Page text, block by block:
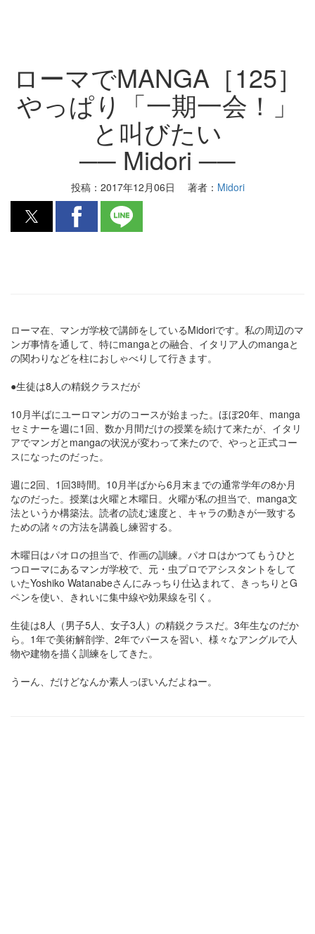
ローマでMANGA［125］
やっぱり「一期一会！」
と叫びたい
── Midori ──
投稿： 2017年12月06日 著者： Midori
ローマ在、マンガ学校で講師をしているMidoriです。私の周辺のマ
ンガ事情を通して、特にmangaとの融合、イタリア人のmangaと
の関わりなどを柱におしゃべりして行きます。
●生徒は8人の精鋭クラスだが
10月半ばにユーロマンガのコースが始まった。ほぼ20年、manga
セミナーを週に1回、数か月間だけの授業を続けて来たが、イタリ
アでマンガとmangaの状況が変わって来たので、やっと正式コー
スになったのだった。
週に2回、1回3時間。10月半ばから6月末までの通常学年の8か月
なのだった。授業は火曜と木曜日。火曜が私の担当で、manga文
法というか構築法。読者の読む速度と、キャラの動きが一致する
ための諸々の方法を講義し練習する。
木曜日はパオロの担当で、作画の訓練。パオロはかつてもうひと
つローマにあるマンガ学校で、元・虫プロでアシスタントをして
いたYoshiko Watanabeさんにみっちり仕込まれて、きっちりとG
ペンを使い、きれいに集中線や効果線を引く。
生徒は8人（男子5人、女子3人）の精鋭クラスだ。3年生なのだか
ら。1年で美術解剖学、2年でパースを習い、様々なアングルで人
物や建物を描く訓練をしてきた。
うーん、だけどなんか素人っぽいんだよねー。